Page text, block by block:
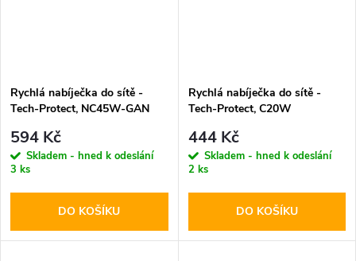
Rychlá nabíječka do sítě -
Tech-Protect, NC45W-GAN
594 Kč
Skladem - hned k odeslání
3 ks
DO KOŠÍKU
Rychlá nabíječka do sítě -
Tech-Protect, C20W
Lightning kabel
444 Kč
Skladem - hned k odeslání
2 ks
DO KOŠÍKU